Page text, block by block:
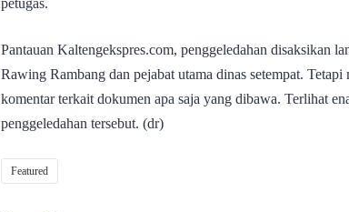
petugas.
Pantauan Kaltengekspres.com, penggeledahan disaksikan
Rawing Rambang dan pejabat utama dinas setempat. Tetapi
komentar terkait dokumen apa saja yang dibawa. Terlihat
penggeledahan tersebut. (dr)
Featured